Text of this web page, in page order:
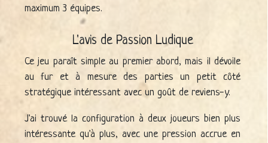
maximum 3 équipes.
L'avis de Passion Ludique
Ce jeu paraît simple au premier abord, mais il dévoile
au fur et à mesure des parties un petit côté
stratégique intéressant avec un goût de reviens-y.
J'ai trouvé la configuration à deux joueurs bien plus
intéressante qu'à plus, avec une pression accrue en